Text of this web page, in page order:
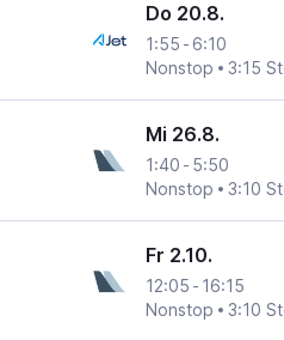
Do 20.8.
1:55 - 6:10
Nonstop
3:15
Mi 26.8.
1:40 - 5:50
Nonstop
3:10
Fr 2.10.
12:05 - 16:15
Nonstop
3:10